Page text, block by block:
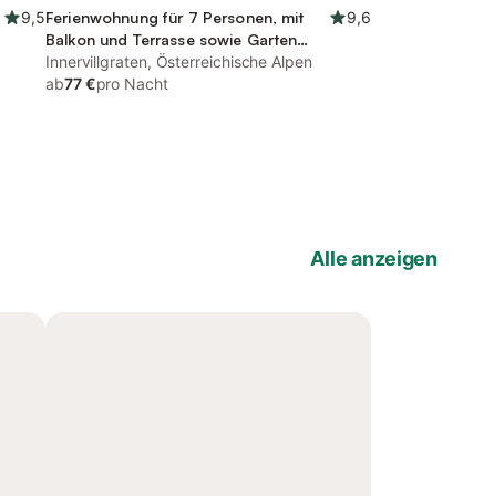
9,5Ferienwohnung für 7 Personen, mit
Balkon und Terrasse sowie Garten
und Ausblick
9,6
Innervillgraten, Österreichische Alpen
ab77 €pro Nacht
Alle anzeigen